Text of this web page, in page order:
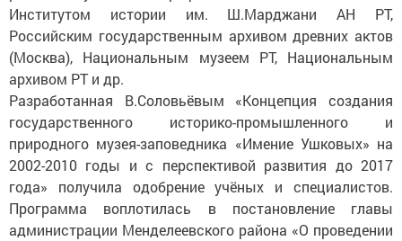
Институтом истории им. Ш.Марджани АН РТ,
Российским государственным архивом древних актов
(Москва), Национальным музеем РТ, Национальным
архивом РТ и др.
Разработанная В.Соловьёвым «Концепция создания
государственного историко-промышленного и
природного музея-заповедника «Имение Ушковых» на
2002-2010 годы и с перспективой развития до 2017
года» получила одобрение учёных и специалистов.
Программа воплотилась в постановление главы
администрации Менделеевского района «О проведении